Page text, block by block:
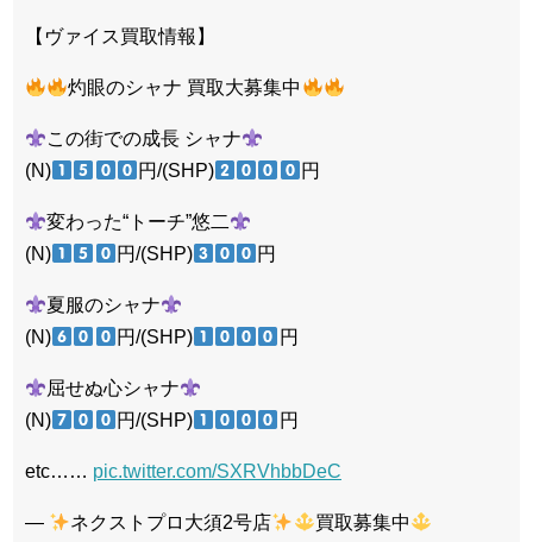
【ヴァイス買取情報】
灼眼のシャナ 買取大募集中
この街での成長 シャナ
(N)
円/(SHP) 円
変わった“トーチ”悠二
(N)
円/(SHP) 円
夏服のシャナ
(N)
円/(SHP) 円
屈せぬ心シャナ
(N)
円/(SHP) 円
etc…… pic.twitter.com/SXRVhbbDeC
— ネクストプロ大須2号店
買取募集中